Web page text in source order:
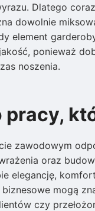
Dlatego
dowolnie
element
ponieważ
noszenia.
pracy,
zawodowym
oraz
elegancję,
mogą
czy